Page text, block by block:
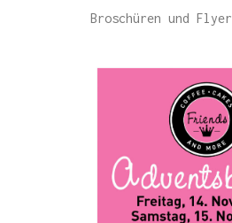
Broschüren und Flyer